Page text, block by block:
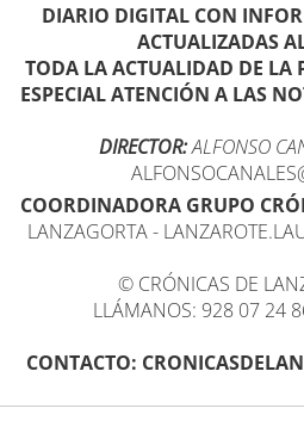
DIARIO DIGITAL CON
ACTUALIZADAS
TODA LA ACTUALIDAD DE LA
ESPECIAL ATENCIÓN A LAS
DIRECTOR:ALFONSO
COORDINADORA GRUPO
LANZAGORTA -
© CRÓNICAS DE
LLÁMANOS: 928 07 24
CONTACTO: